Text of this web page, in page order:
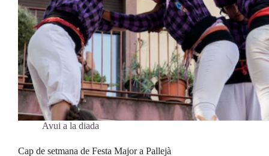
Avui a la diada
Cap de setmana de Festa Major a Pallejà